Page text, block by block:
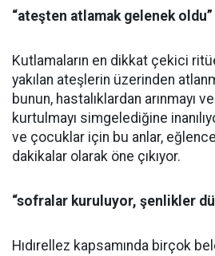
“ateşten atlamak gelenek oldu”
Kutlamaların en dikkat çekici
yakılan ateşlerin üzerinden
bunun, hastalıklardan arınmayı
kurtulmayı simgelediğine
ve çocuklar için bu anlar,
dakikalar olarak öne çıkıyor.
“sofralar kuruluyor, şenlikler
Hıdırellez kapsamında birçok